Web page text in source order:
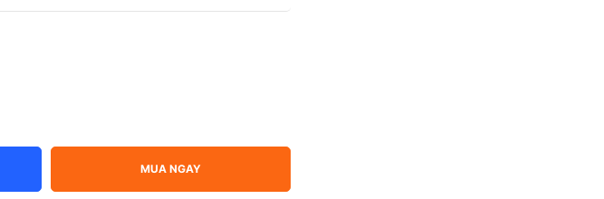
MUA NGAY